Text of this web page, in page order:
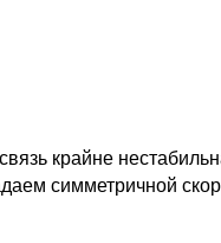
крайне
симметричной